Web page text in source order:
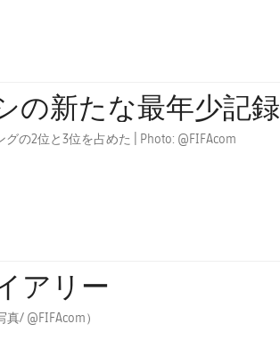
の新たな最年少記録
の2位と3位を占めた | Photo: @FIFAcom
アリー
FC バルセロナから16人の選手が史上最大のワールドカップの一員となる（写真/ @FIFAcom）